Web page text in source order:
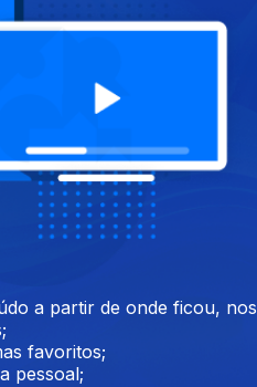
17 mai. 2021
Nacional do Traje, Lisboa
a partir de onde ficou, nos
favoritos;
pessoal;